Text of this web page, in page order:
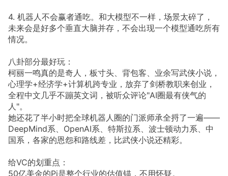
4. 机器人不会赢者通吃。和大模型不一样，场景太碎了，
未来会是好多个垂直大脑并存，不会出现一个模型通吃所有
情况。
八卦部分最好玩：
柯丽一鸣真的是奇人，板寸头、背包客、业余写武侠小说，
心理学+经济学+计算机跨专业，放弃了剑桥教职来创业，
全程中文几乎不蹦英文词，被听众评论"AI圈最有侠气的
人"。
她还花了半小时把全球机器人圈的门派师承全捋了一遍——
DeepMind系、OpenAI系、特斯拉系、波士顿动力系、中
国系，各家的恩怨和路线差，比武侠小说还精彩。
给VC的划重点：
50亿美金的Pi是整个行业的估值锚，不用怀疑。